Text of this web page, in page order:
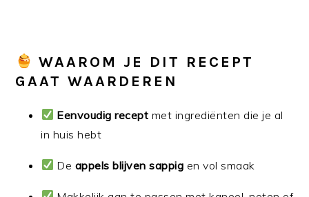
WAAROM JE DIT RECEPT
GAAT WAARDEREN
Eenvoudig recept met ingrediënten die je al
in huis hebt
De appels blijven sappig en vol smaak